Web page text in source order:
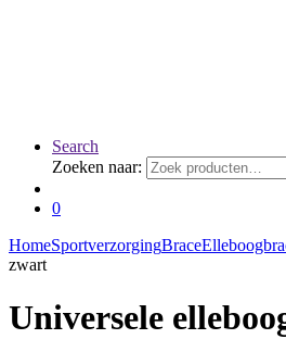
Search
Zoeken naar:
0
HomeSportverzorgingBrace
zwart
Universele